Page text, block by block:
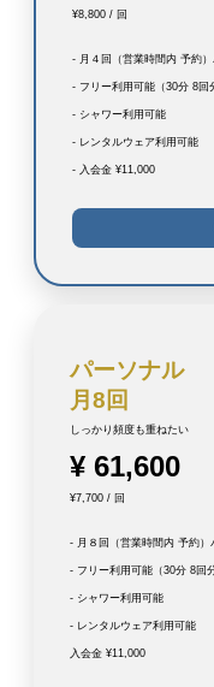
¥8,800 / 回
- 月４回（営業時間内 予約
- フリー利用可能（30分 8回
- シャワー利用可能
- レンタルウェア利用可能
- 入会金 ¥11,000
パーソナル
月8回
しっかり頻度も重ねたい
¥ 61,600
¥7,700 / 回
- 月８回（営業時間内 予約
- フリー利用可能（30分 8回分
- シャワー利用可能
- レンタルウェア利用可能
入会金 ¥11,000